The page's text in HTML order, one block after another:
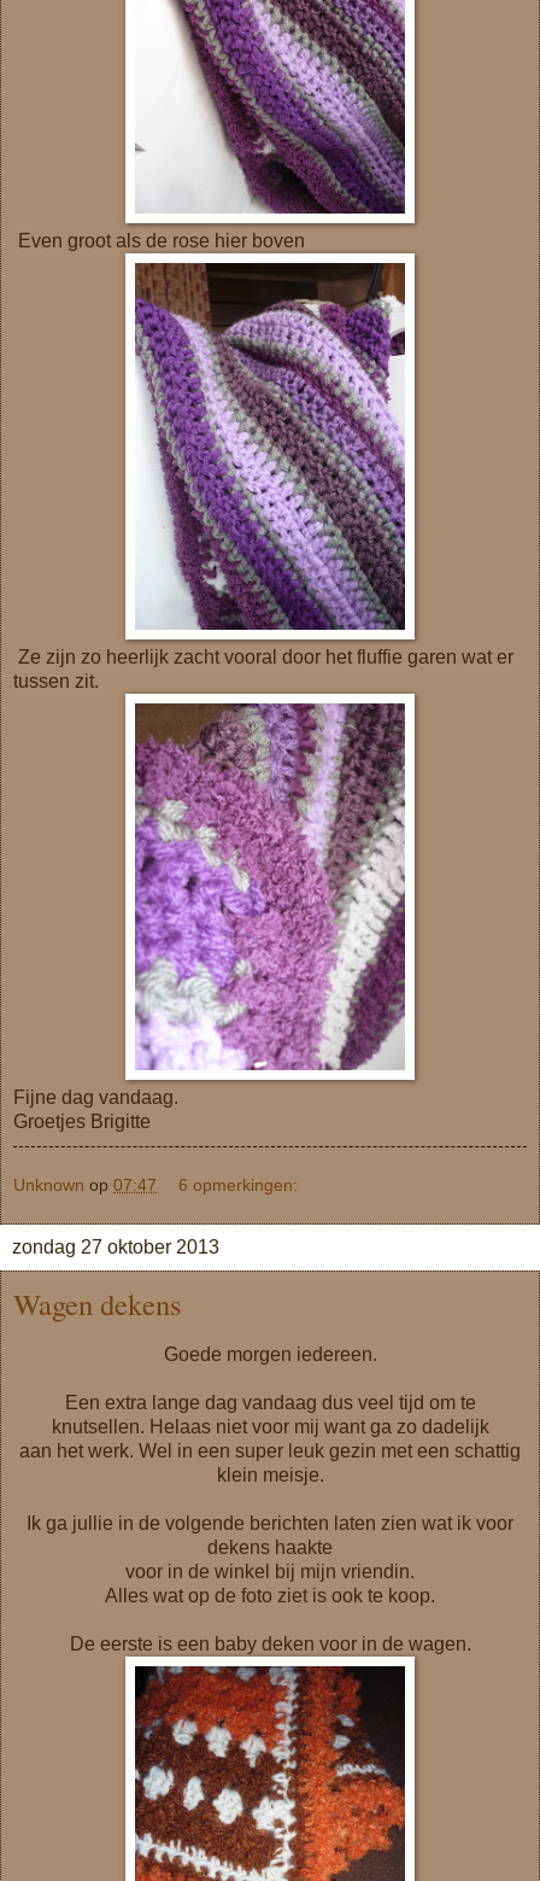
Even groot als de rose hier boven
Ze zijn zo heerlijk zacht vooral door het fluffie garen wat er
tussen zit.
Fijne dag vandaag.
Groetjes Brigitte
Unknown op 07:47 6 opmerkingen:
zondag 27 oktober 2013
Wagen dekens
Goede morgen iedereen.
Een extra lange dag vandaag dus veel tijd om te
knutsellen. Helaas niet voor mij want ga zo dadelijk
aan het werk. Wel in een super leuk gezin met een schattig
klein meisje.
Ik ga jullie in de volgende berichten laten zien wat ik voor
dekens haakte
voor in de winkel bij mijn vriendin.
Alles wat op de foto ziet is ook te koop.
De eerste is een baby deken voor in de wagen.